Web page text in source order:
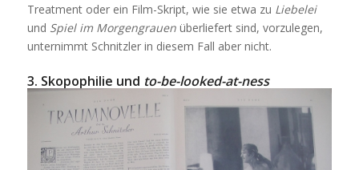
Treatment oder ein Film-Skript, wie sie etwa zu Liebelei
und Spiel im Morgengrauenüberliefert sind, vorzulegen,
unternimmt Schnitzler in diesem Fall aber nicht.
3. Skopophilie und to-be-looked-at-ness